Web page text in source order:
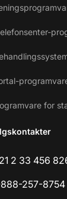
for
2 33 456
257-8754